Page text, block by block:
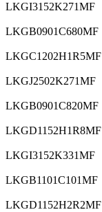
LKGI3152K271MF
LKGB0901C680MF
LKGC1202H1R5MF
LKGJ2502K271MF
LKGB0901C820MF
LKGD1152H1R8MF
LKGI3152K331MF
LKGB1101C101MF
LKGD1152H2R2MF